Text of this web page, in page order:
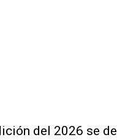
del 2026 se